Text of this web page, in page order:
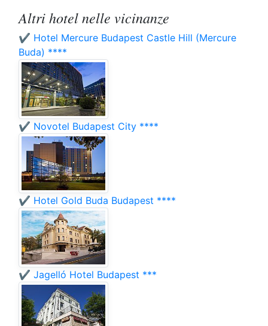
Altri hotel nelle vicinanze
✔️ Hotel Mercure Budapest Castle Hill (Mercure
Buda) ****
✔️ Novotel Budapest City ****
✔️ Hotel Gold Buda Budapest ****
✔️ Jagelló Hotel Budapest ***